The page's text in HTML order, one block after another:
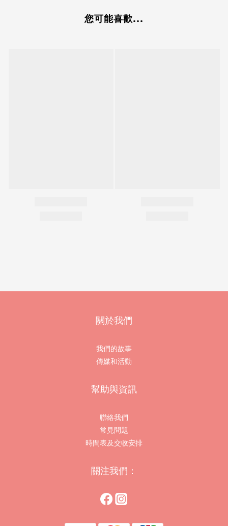
您可能喜歡...
關於我們
我們的故事
傳媒和活動
幫助與資訊
聯絡我們
常見問題
時間表及交收安排
關注我們：